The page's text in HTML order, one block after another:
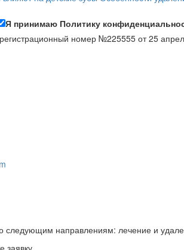
Я принимаю Политику
номер №225555 от 25
направлениям: лечение и
заявку.